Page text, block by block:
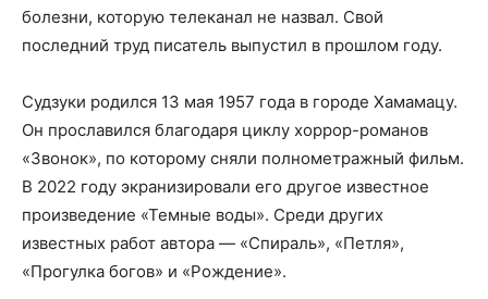
болезни, которую телеканал не назвал. Свой
последний труд писатель выпустил в прошлом году.
Судзуки родился 13 мая 1957 года в городе Хамамацу.
Он прославился благодаря циклу хоррор-романов
«Звонок», по которому сняли полнометражный фильм.
В 2022 году экранизировали его другое известное
произведение «Темные воды». Среди других
известных работ автора — «Спираль», «Петля»,
«Прогулка богов» и «Рождение».